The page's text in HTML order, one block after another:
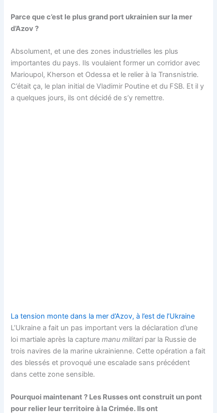
Parce que c’est le plus grand port ukrainien sur la mer
d’Azov ?
Absolument, et une des zones industrielles les plus
importantes du pays. Ils voulaient former un corridor avec
Marioupol, Kherson et Odessa et le relier à la Transnistrie.
C’était ça, le plan initial de Vladimir Poutine et du FSB. Et il y
a quelques jours, ils ont décidé de s’y remettre.
La tension monte dans la mer d’Azov, à l’est de l’Ukraine
L’Ukraine a fait un pas important vers la déclaration d’une
loi martiale après la capturemanu militaripar la Russie de
trois navires de la marine ukrainienne. Cette opération a fait
des blessés et provoqué une escalade sans précédent
dans cette zone sensible.
Pourquoi maintenant ? Les Russes ont construit un pont
pour relier leur territoire à la Crimée. Ils ont